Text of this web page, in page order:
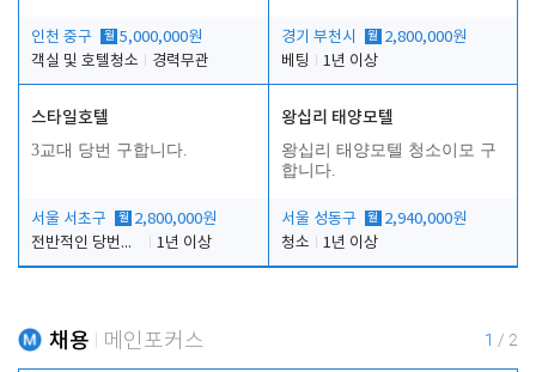
인천 중구 월 5,000,000원
객실 및 호텔청소
경력무관
경기 부천시 월 2,800,000원
베팅
1년 이상
스타일호텔
3교대 당번 구합니다.
서울 서초구 월 2,800,000원
전반적인 당번업무
1년 이상
왕십리 태양모텔
왕십리 태양모텔 청소이모 구
합니다.
서울 성동구 월 2,940,000원
청소
1년 이상
채용 메인포커스 1 / 2